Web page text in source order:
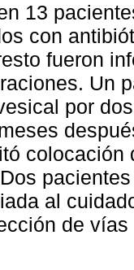
13
con
fueron
Un
por
colocación
al
de